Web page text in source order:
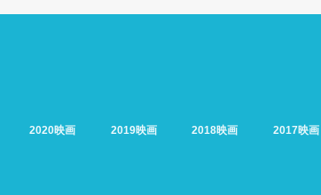
2020映画 2019映画 2018映画 2017映画